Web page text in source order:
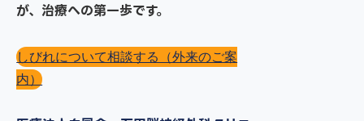
が、治療への第一歩です。
しびれについて相談する（外来のご案
内）